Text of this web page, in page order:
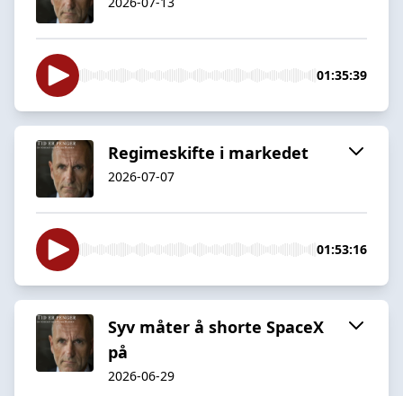
01:35:39
Regimeskifte i markedet
2026-07-07
01:53:16
Syv måter å shorte SpaceX
på
2026-06-29